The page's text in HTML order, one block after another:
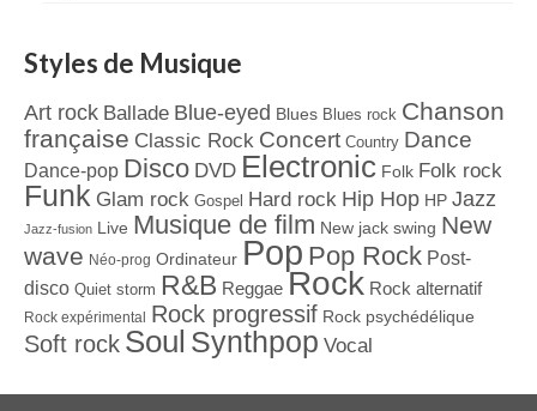
Styles de Musique
Art rock Ballade Blue-eyed Blues Blues rock Chanson
française Classic Rock Concert Country Dance
Dance-pop Disco DVD Electronic Folk Folk rock
Funk Glam rock Gospel Hard rock Hip Hop HP Jazz
Jazz-fusion Live Musique de film New jack swing New
wave Néo-prog Ordinateur Pop Pop Rock Post-
disco Quiet storm R&B Reggae Rock Rock alternatif
Rock expérimental Rock progressif Rock psychédélique
Soft rock Soul Synthpop Vocal